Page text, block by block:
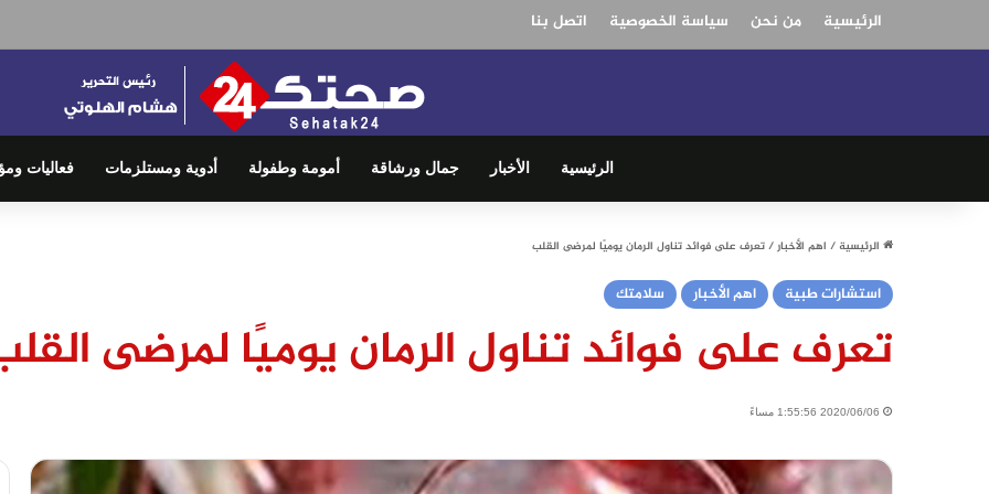
الرئيسية من نحن سياسة الخصوصية اتصل بنا
الرئيسية الأخبار جمال ورشاقة أمومة وطفولة أدوية ومستلزمات فعاليات
الرئيسية/ اهم الأخبار/تعرف على فوائد تناول الرمان يوميًا لمرضى القلب
استشارات طبية اهم الأخبار سلامتك
تعرف على فوائد تناول الرمان يوميًا لمرضى
2020/06/06 1:55:56 مساءً